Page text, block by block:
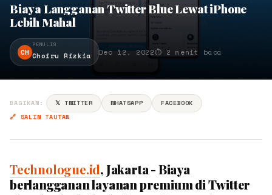
Biaya Langganan Twitter Blue Lewat iPhone
Lebih Mahal
CH
PENULIS
Choiru Rizkia Dec 12, 2022⏱ 2 menit baca
BAGIKAN: 𝕏 TWITTER WHATSAPP
FACEBOOK
🔗 SALIN TAUTAN
Technologue.id, Jakarta - Biaya
berlangganan layanan premium di Twitter